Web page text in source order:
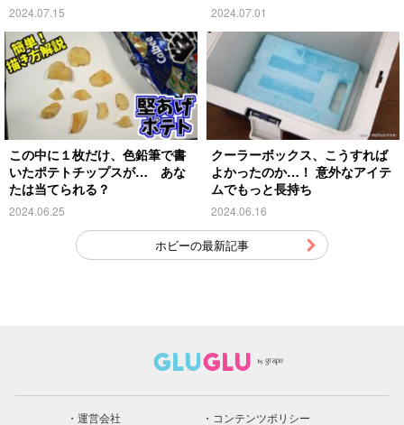
2024.07.15 2024.07.01
この中に１枚だけ、色鉛筆で書
いたポテトチップスが… あな
たは当てられる？
2024.06.25
クーラーボックス、こうすれば
よかったのか…！ 意外なアイテ
ムでもっと長持ち
2024.06.16
ホビーの最新記事
運営会社 コンテンツポリシー